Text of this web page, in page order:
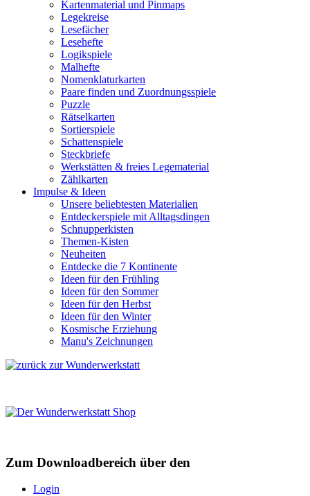
Kartenmaterial und Pinmaps
Legekreise
Lesefächer
Lesehefte
Logikspiele
Malhefte
Nomenklaturkarten
Paare finden und Zuordnungsspiele
Puzzle
Rätselkarten
Sortierspiele
Schattenspiele
Steckbriefe
Werkstätten & freies Legematerial
Zählkarten
Impulse & Ideen
Unsere beliebtesten Materialien
Entdeckerspiele mit Alltagsdingen
Schnupperkisten
Themen-Kisten
Neuheiten
Entdecke die 7 Kontinente
Ideen für den Frühling
Ideen für den Sommer
Ideen für den Herbst
Ideen für den Winter
Kosmische Erziehung
Manu's Zeichnungen
Zum Downloadbereich über den
Login